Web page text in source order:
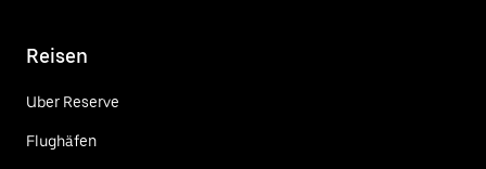
Reisen
Uber Reserve
Flughäfen